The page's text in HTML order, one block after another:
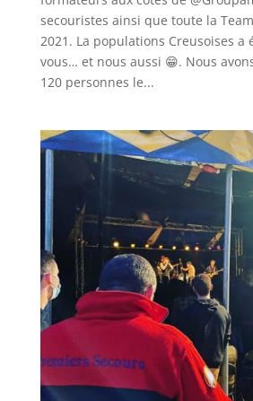
secouristes ainsi que toute la
2021. La populations Creusoises a
vous… et nous aussi 😁. Nous
120 personnes le...